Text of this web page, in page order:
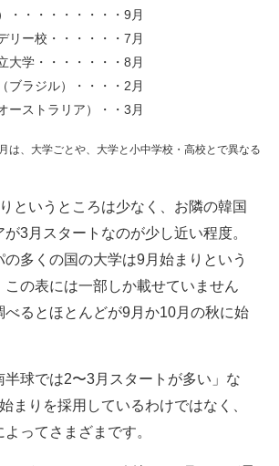
・・・・・・・・・9月
リー校・・・・・・7月
大学・・・・・・・8月
ブラジル）・・・・2月
ーストラリア）・・3月
は、大学ごとや、大学と小中学校・高校とで異なる
というところは少なく、お隣の韓国
3月スタートなのが少し近い程度。
多くの国の大学は9月始まりという
この表には一部しか載せていません
べるとほとんどが9月か10月の秋に始
球では2〜3月スタートが多い」な
まりを採用しているわけではなく、
ってさまざまです。